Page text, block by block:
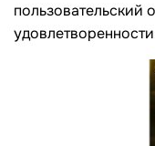
пользовательский